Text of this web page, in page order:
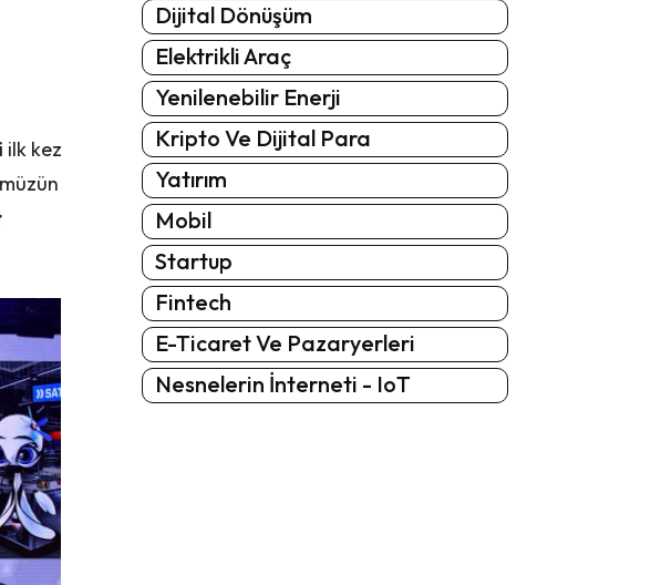
ilk kez
Dijital Dönüşüm
Elektrikli Araç
Yenilenebilir Enerji
Kripto Ve Dijital Para
Yatırım
Mobil
Startup
Fintech
E-Ticaret Ve Pazaryerleri
Nesnelerin İnterneti - IoT